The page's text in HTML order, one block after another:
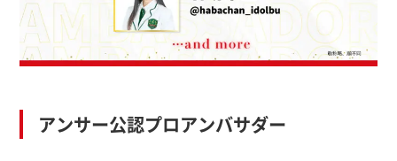
アンサー公認プロアンバサダー